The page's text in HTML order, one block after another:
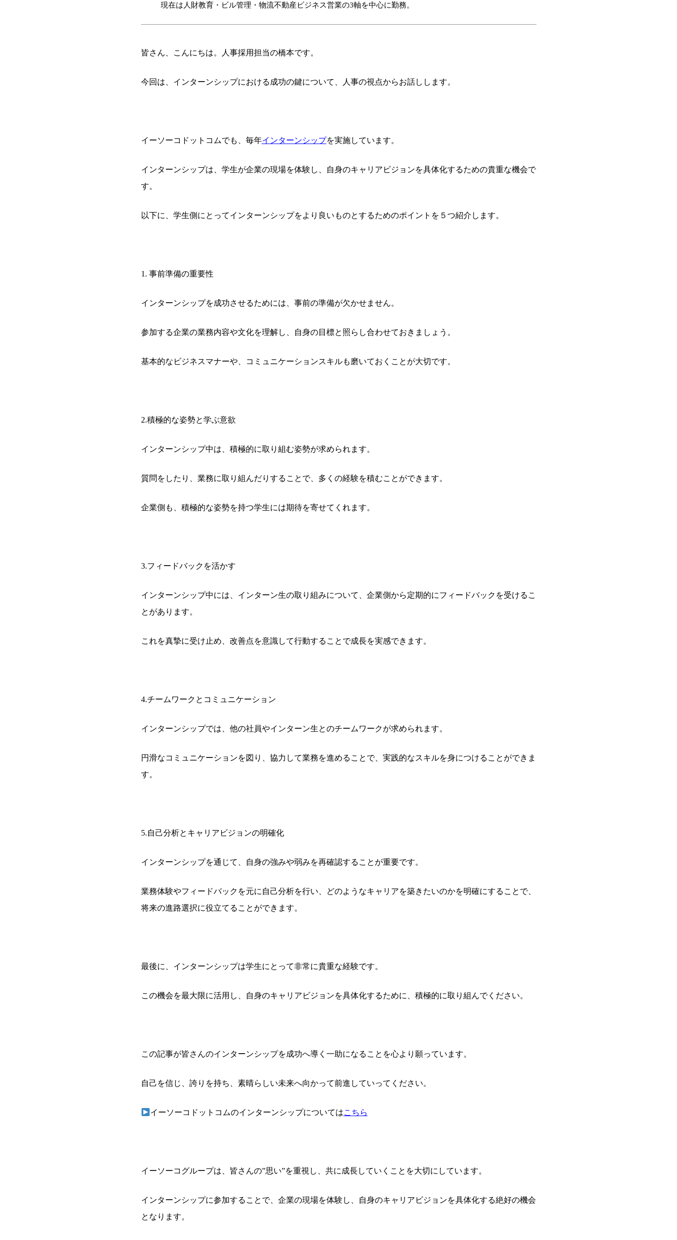
現在は人財教育・ビル管理・物流不動産ビジネス営業の3軸を中心に勤務。
皆さん、こんにちは。人事採用担当の橋本です。
今回は、インターンシップにおける成功の鍵について、人事の視点からお話しします。
イーソーコドットコムでも、毎年インターンシップを実施しています。
インターンシップは、学生が企業の現場を体験し、自身のキャリアビジョンを具体化するための貴重な機会で
す。
以下に、学生側にとってインターンシップをより良いものとするためのポイントを５つ紹介します。
1. 事前準備の重要性
インターンシップを成功させるためには、事前の準備が欠かせません。
参加する企業の業務内容や文化を理解し、自身の目標と照らし合わせておきましょう。
基本的なビジネスマナーや、コミュニケーションスキルも磨いておくことが大切です。
2.積極的な姿勢と学ぶ意欲
インターンシップ中は、積極的に取り組む姿勢が求められます。
質問をしたり、業務に取り組んだりすることで、多くの経験を積むことができます。
企業側も、積極的な姿勢を持つ学生には期待を寄せてくれます。
3.フィードバックを活かす
インターンシップ中には、インターン生の取り組みについて、企業側から定期的にフィードバックを受けるこ
とがあります。
これを真摯に受け止め、改善点を意識して行動することで成長を実感できます。
4.チームワークとコミュニケーション
インターンシップでは、他の社員やインターン生とのチームワークが求められます。
円滑なコミュニケーションを図り、協力して業務を進めることで、実践的なスキルを身につけることができま
す。
5.自己分析とキャリアビジョンの明確化
インターンシップを通じて、自身の強みや弱みを再確認することが重要です。
業務体験やフィードバックを元に自己分析を行い、どのようなキャリアを築きたいのかを明確にすることで、
将来の進路選択に役立てることができます。
最後に、インターンシップは学生にとって非常に貴重な経験です。
この機会を最大限に活用し、自身のキャリアビジョンを具体化するために、積極的に取り組んでください。
この記事が皆さんのインターンシップを成功へ導く一助になることを心より願っています。
自己を信じ、誇りを持ち、素晴らしい未来へ向かって前進していってください。
イーソーコドットコムのインターンシップについてはこちら
イーソーコグループは、皆さんの”思い”を重視し、共に成長していくことを大切にしています。
インターンシップに参加することで、企業の現場を体験し、自身のキャリアビジョンを具体化する絶好の機会
となります。